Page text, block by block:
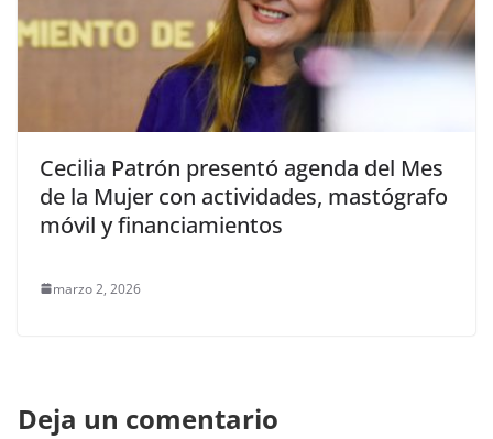
Cecilia Patrón presentó agenda del Mes
de la Mujer con actividades, mastógrafo
móvil y financiamientos
marzo 2, 2026
Deja un comentario